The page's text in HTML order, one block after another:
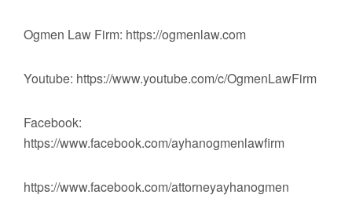
Ogmen Law Firm: https://ogmenlaw.com
Youtube: https://www.youtube.com/c/OgmenLawFirm
Facebook:
https://www.facebook.com/ayhanogmenlawfirm
https://www.facebook.com/attorneyayhanogmen